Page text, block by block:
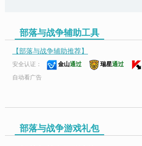
部落与战争辅助工具
【部落与战争辅助推荐】
安全认证： 金山通过 瑞星通过
自动看广告
部落与战争游戏礼包